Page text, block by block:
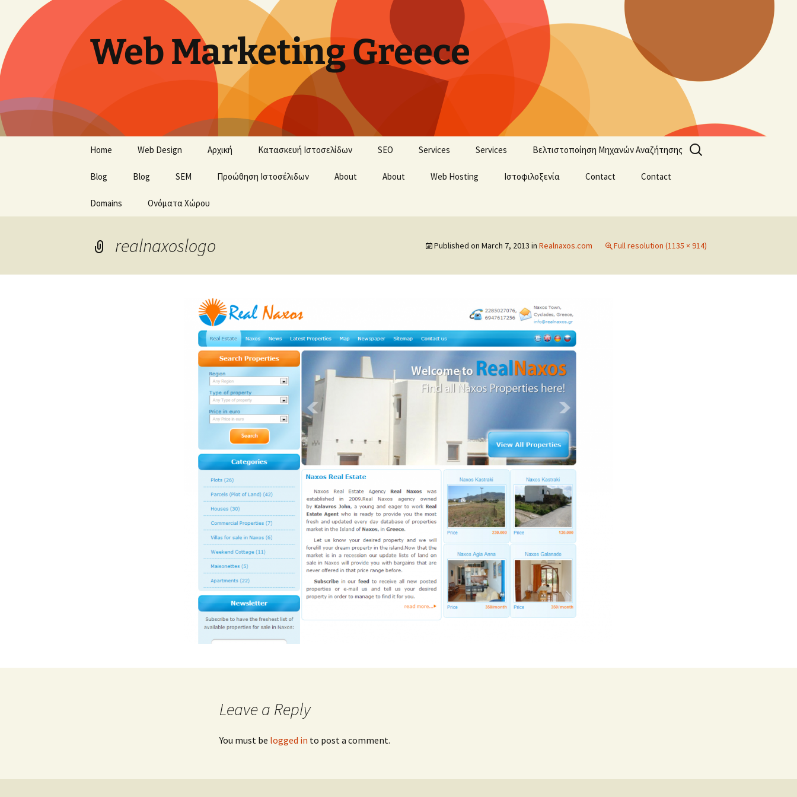
content
Web Marketing Greece
Home Web Design Αρχική Κατασκευή Ιστοσελίδων SEO Services Services Βελτιστοποίηση Μηχανών Αναζήτησης
Blog Blog SEM Προώθηση Ιστοσέλιδων About About Web Hosting Ιστοφιλοξενία Contact Contact
Domains Ονόματα Χώρου
Search
for:
realnaxoslogo Published on March 7, 2013 in Realnaxos.com Full resolution (1135 × 914)
Leave a Reply
You must be logged in to post a comment.